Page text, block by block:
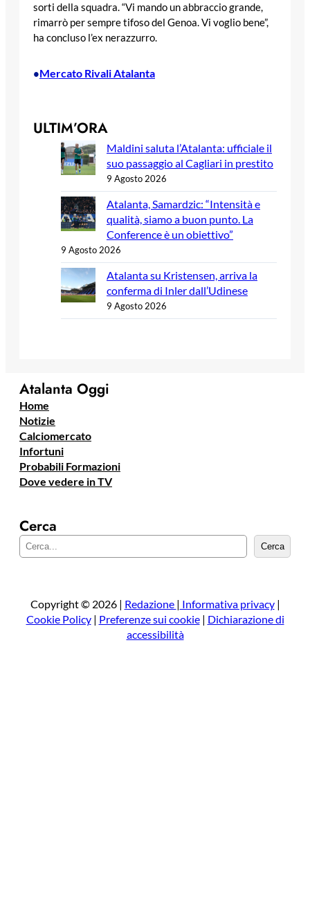
sorti della squadra. “Vi mando un abbraccio grande,
rimarrò per sempre tifoso del Genoa. Vi voglio bene”,
ha concluso l’ex nerazzurro.
•Mercato Rivali Atalanta
ULTIM’ORA
Maldini saluta l’Atalanta: ufficiale il
suo passaggio al Cagliari in prestito
9 Agosto 2026
Atalanta, Samardzic: “Intensità e
qualità, siamo a buon punto. La
Conference è un obiettivo”
9 Agosto 2026
Atalanta su Kristensen, arriva la
conferma di Inler dall’Udinese
9 Agosto 2026
Atalanta Oggi
Home
Notizie
Calciomercato
Infortuni
Probabili Formazioni
Dove vedere in TV
Cerca
e
a
Cerca
Copyright © 2026 | Redazione | Informativa privacy|
Cookie Policy| Preferenze sui cookie| Dichiarazione di
accessibilità